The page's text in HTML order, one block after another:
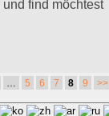
find möchtest
5 6 7 8 9 >>